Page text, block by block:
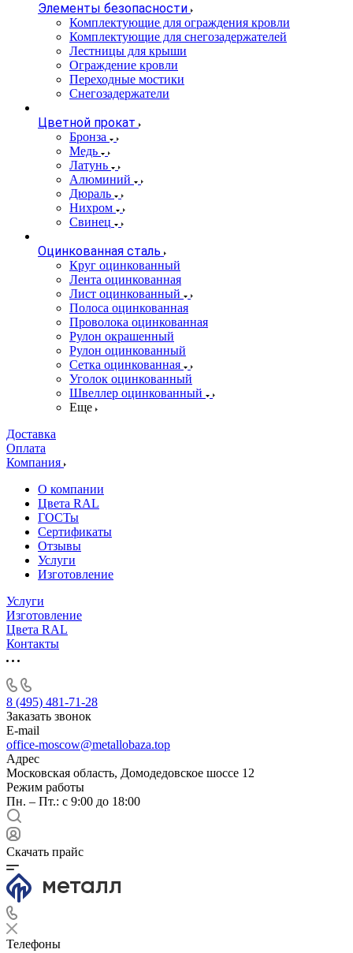
Элементы безопасности
Комплектующие для ограждения кровли
Комплектующие для снегозадержателей
Лестницы для крыши
Ограждение кровли
Переходные мостики
Снегозадержатели
Цветной прокат
Бронза
Медь
Латунь
Алюминий
Дюраль
Нихром
Свинец
Оцинкованная сталь
Круг оцинкованный
Лента оцинкованная
Лист оцинкованный
Полоса оцинкованная
Проволока оцинкованная
Рулон окрашенный
Рулон оцинкованный
Сетка оцинкованная
Уголок оцинкованный
Швеллер оцинкованный
Еще
Доставка
Оплата
Компания
О компании
Цвета RAL
ГОСТы
Сертификаты
Отзывы
Услуги
Изготовление
Услуги
Изготовление
Цвета RAL
Контакты
8 (495) 481-71-28
Заказать звонок
E-mail
office-moscow@metallobaza.top
Адрес
Московская область, Домодедовское шоссе 12
Режим работы
Пн. – Пт.: с 9:00 до 18:00
Скачать прайс
Телефоны